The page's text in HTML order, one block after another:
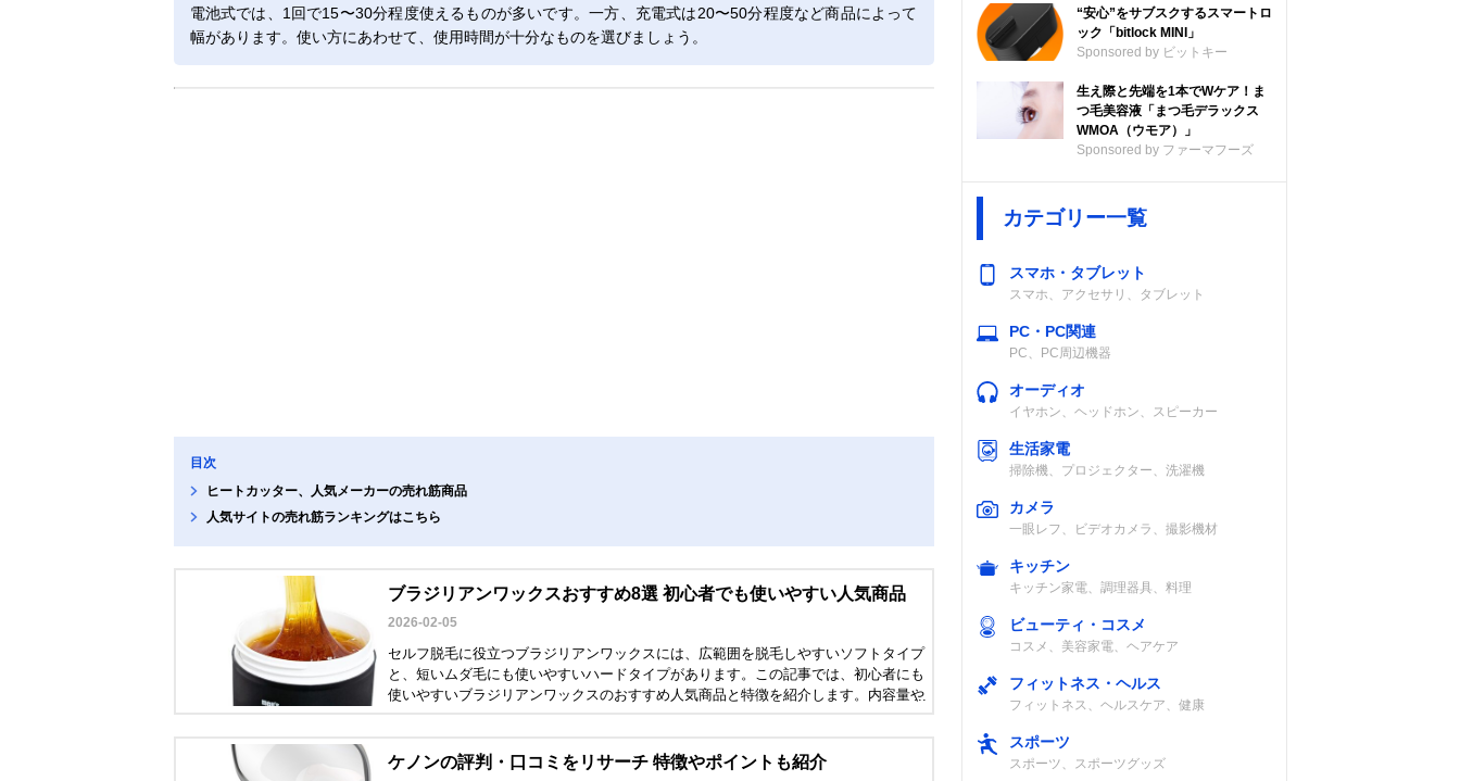
電池式では、1回で15〜30分程度使えるものが多いです。一方、充電式は20〜50分程度など商品によって
幅があります。使い方にあわせて、使用時間が十分なものを選びましょう。
目次
ヒートカッター、人気メーカーの売れ筋商品
人気サイトの売れ筋ランキングはこちら
ブラジリアンワックスおすすめ8選 初心者でも使いやすい人気商品
2026-02-05
セルフ脱毛に役立つブラジリアンワックスには、広範囲を脱毛しやすいソフトタイプ
と、短いムダ毛にも使いやすいハードタイプがあります。この記事では、初心者にも
使いやすいブラジリアンワックスのおすすめ人気商品と特徴を紹介します。内容量や
ケノンの評判・口コミをリサーチ 特徴やポイントも紹介
“安心”をサブスクするスマートロ
ック「bitlock MINI」
Sponsored by ビットキー
生え際と先端を1本でWケア！ま
つ毛美容液「まつ毛デラックス
WMOA（ウモア）」
Sponsored by ファーマフーズ
カテゴリー一覧
スマホ・タブレット
スマホ、アクセサリ、タブレット
PC・PC関連
PC、PC周辺機器
オーディオ
イヤホン、ヘッドホン、スピーカー
生活家電
掃除機、プロジェクター、洗濯機
カメラ
一眼レフ、ビデオカメラ、撮影機材
キッチン
キッチン家電、調理器具、料理
ビューティ・コスメ
コスメ、美容家電、ヘアケア
フィットネス・ヘルス
フィットネス、ヘルスケア、健康
スポーツ
スポーツ、スポーツグッズ